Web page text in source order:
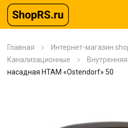
Главная
Интернет-магазин
Канализационные
насадная HTAM «Ostendorf» 50